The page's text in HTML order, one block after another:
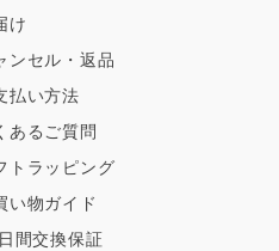
け
ンセル・返品
払い方法
あるご質問
トラッピング
い物ガイド
間交換保証